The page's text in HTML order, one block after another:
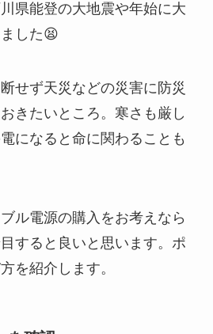
県能登の大地震や年始に大
した😫
せず天災などの災害に防災
きたいところ。寒さも厳し
になると命に関わることも
ル電源の購入をお考えなら
すると良いと思います。ポ
を紹介します。